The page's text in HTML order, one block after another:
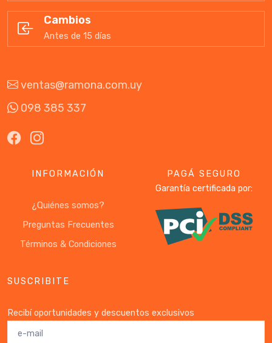
Cambios
Antes de 15 días
ventas@ramona.com.uy
098 385 337
INFORMACIÓN
¿Quiénes somos?
Preguntas Frecuentes
Términos & Condiciones
PAGÁ SEGURO
Garantía certificada por:
SUSCRIBITE
Recibí oportunidades y descuentos exclusivos